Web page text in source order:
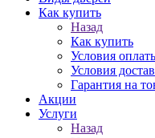
Как купить
Назад
Как купить
Условия
Условия
Гарантия на
Акции
Услуги
Назад